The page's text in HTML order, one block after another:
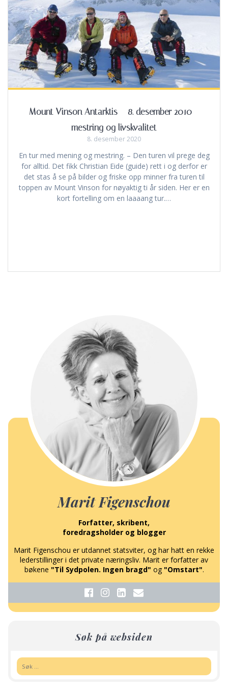
Mount Vinson Antarktis – 8. desember 2010 –
mestring og livskvalitet
8. desember 2020
En tur med mening og mestring. – Den turen vil prege deg
for alltid. Det fikk Christian Eide (guide) rett i og derfor er
det stas å se på bilder og friske opp minner fra turen til
toppen av Mount Vinson for nøyaktig ti år siden. Her er en
kort fortelling om en laaaang tur.…
Marit Figenschou
Forfatter, skribent,
foredragsholder og blogger
Marit Figenschou er utdannet statsviter, og har hatt en rekke
lederstillinger i det private næringsliv. Marit er forfatter av
bøkene "Til Sydpolen. Ingen bragd" og "Omstart".
Søk på websiden